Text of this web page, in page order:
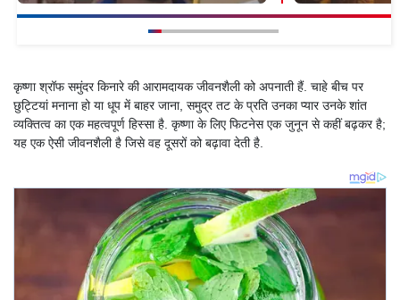
कृष्णा श्रॉफ समुंदर किनारे की आरामदायक जीवनशैली को अपनाती हैं. चाहे बीच पर
छुट्टियां मनाना हो या धूप में बाहर जाना, समुद्र तट के प्रति उनका प्यार उनके शांत
व्यक्तित्व का एक महत्वपूर्ण हिस्सा है. कृष्णा के लिए फिटनेस एक जुनून से कहीं बढ़कर है;
यह एक ऐसी जीवनशैली है जिसे वह दूसरों को बढ़ावा देती है.